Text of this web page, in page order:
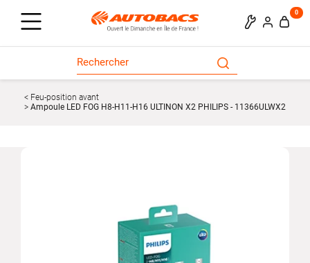
0
Feu-position avant
Ampoule LED FOG H8-H11-H16 ULTINON X2 PHILIPS - 11366ULWX2